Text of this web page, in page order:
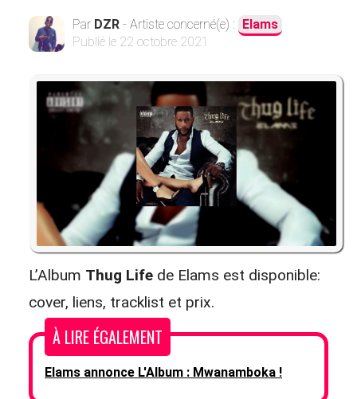
Par DZR - Artiste concerné(e) : Elams
Publié le 22 octobre 2021
L’Album Thug Life de Elams est disponible:
cover, liens, tracklist et prix.
À LIRE ÉGALEMENT
Elams annonce L'Album : Mwanamboka !